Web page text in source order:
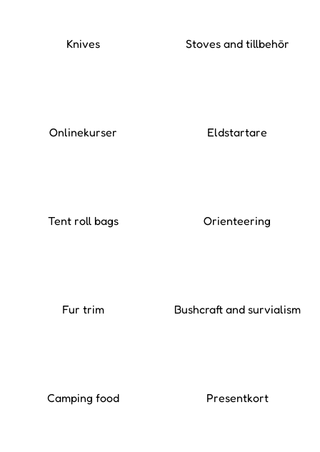
Knives Stoves and tillbehör
Onlinekurser Eldstartare
Tent roll bags Orienteering
Fur trim Bushcraft and survialism
Camping food Presentkort